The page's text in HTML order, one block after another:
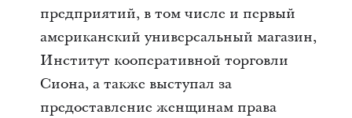
предприятий, в том числе и первый
американский универсальный магазин,
Институт кооперативной торговли
Сиона, а также выступал за
предоставление женщинам права